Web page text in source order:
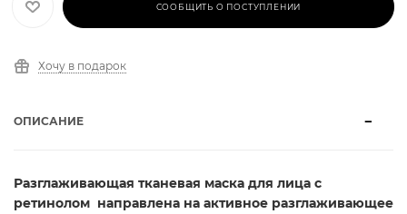
СООБЩИТЬ О ПОСТУПЛЕНИИ
Хочу в подарок
ОПИСАНИЕ
Разглаживающая тканевая маска для лица с
ретинолом направлена на активное разглаживающее